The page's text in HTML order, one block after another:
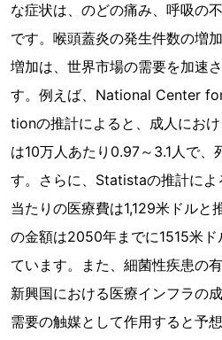
な症状は、のどの痛み、呼吸の
です。喉頭蓋炎の発生件数の増
増加は、世界市場の需要を加速
す。例えば、National Center
tionの推計によると、成人にお
は10万人あたり0.97～3.1人で、
す。さらに、Statistaの推計に
当たりの医療費は1,129米ドルと
の金額は2050年までに1515米
ています。また、細菌性疾患の
新興国における医療インフラの
需要の触媒として作用すると予